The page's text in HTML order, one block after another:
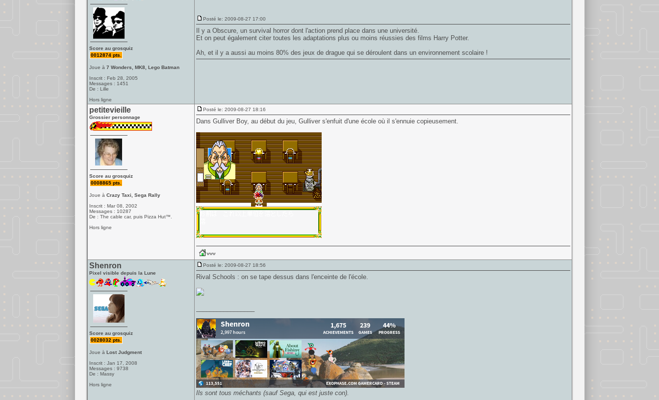
Score au grosquiz
0012874 pts.
Joue à 7 Wonders, MK8, Lego Batman
Inscrit : Feb 28, 2005
Messages : 1451
De : Lille
Hors ligne
Posté le: 2009-08-27 17:00
Il y a Obscure, un survival horror dont l'action prend place dans une université.
Et on peut également citer toutes les adaptations plus ou moins réussies des films Harry Potter.
Ah, et il y a aussi au moins 80% des jeux de drague qui se déroulent dans un environnement scolaire !
petitevieille
Grossier personnage
Score au grosquiz
0008865 pts.
Joue à Crazy Taxi, Sega Rally
Inscrit : Mar 08, 2002
Messages : 10287
De : The cable car, puis Pizza Hut™.
Hors ligne
Posté le: 2009-08-27 18:16
Dans Gulliver Boy, au début du jeu, Gulliver s'enfuit d'une école où il s'ennuie copieusement.
Shenron
Pixel visible depuis la Lune
Score au grosquiz
0028032 pts.
Joue à Lost Judgment
Inscrit : Jan 17, 2008
Messages : 9738
De : Massy
Hors ligne
Posté le: 2009-08-27 18:56
Rival Schools : on se tape dessus dans l'enceinte de l'école.
Ils sont tous méchants (sauf Sega, qui est juste con).